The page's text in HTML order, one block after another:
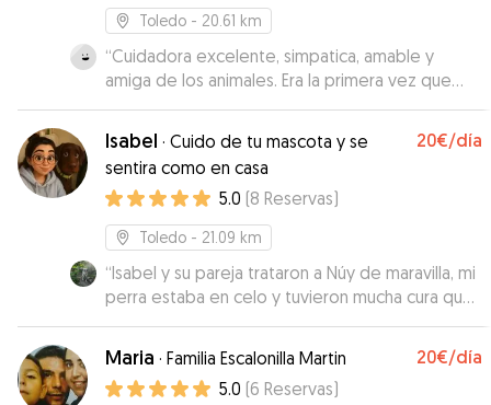
Toledo - 20.61 km
“Cuidadora excelente, simpatica, amable y
amiga de los animales. Era la primera vez que
dejaba a mis perritas fuera de casa y ha sido una
tranquilidad encontrar una cuidadora así.
”
Isabel · Cuido de tu mascota y se
sentira como en casa
20€/día
5.0 (8 Reservas)
Toledo - 21.09 km
“Isabel y su pareja trataron a Núy de maravilla, mi
perra estaba en celo y tuvieron mucha cura que
no pasará nada con su perrito, e incluso
durmieron separados para evitar sustos
nocturnos y vigilar a los peludos (su perro está
castrado, pero queríamos evitar embarazos
Maria · Familia Escalonilla Martin 20€/día
5.0 (6 Reservas)